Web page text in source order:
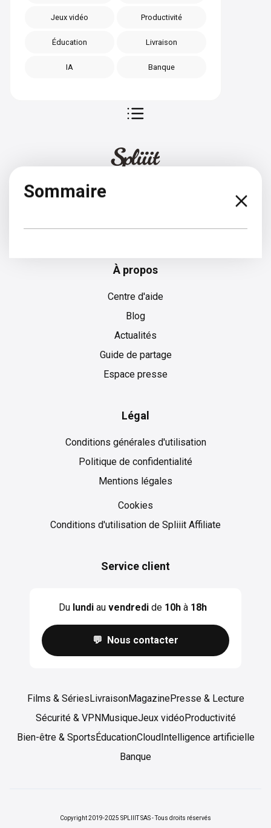
Jeux vidéo Productivité
Éducation Livraison
IA Banque
Sommaire
À propos
Centre d'aide
Blog
Actualités
Guide de partage
Espace presse
Légal
Conditions générales d'utilisation
Politique de confidentialité
Mentions légales
Cookies
Cookies
Conditions d'utilisation de Spliiit Affiliate
Service client
Du lundiau vendredide 10hà 18h
💬 Nous contacter
Films & Séries LivraisonMagazinePresse & Lecture
Sécurité & VPN MusiqueJeux vidéoProductivité
Bien-être & Sports ÉducationCloud Intelligence artificielle
Banque
Copyright 2019-2025 SPLIIIT SAS - Tous droits réservés